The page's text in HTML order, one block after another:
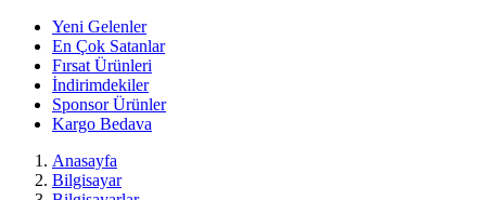
Yeni Gelenler
En Çok Satanlar
Fırsat Ürünleri
İndirimdekiler
Sponsor Ürünler
Kargo Bedava
Anasayfa
Bilgisayar